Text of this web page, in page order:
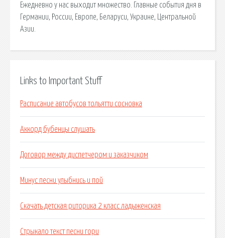
Ежедневно у нас выходит множество. Главные события дня в
Германии, России, Европе, Беларуси, Украине, Центральной
Азии.
Links to Important Stuff
Расписание автобусов тольятти сосновка
Аккорд бубенцы слушать
Договор между диспетчером и заказчиком
Минус песни улыбнись и пой
Скачать детская риторика 2 класс ладыженская
Стрыкало текст песни гори